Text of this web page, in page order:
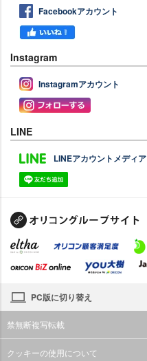
Facebookアカウント
Instagram
Instagramアカウント
LINE
LINEアカウントメディア
PC版に切り替え
禁無断複写転載
クッキーの使用について